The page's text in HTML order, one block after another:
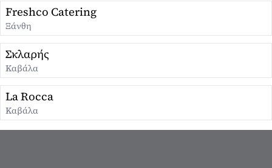
Freshco Catering
Ξάνθη
Σκλαρής
Καβάλα
La Rocca
Καβάλα